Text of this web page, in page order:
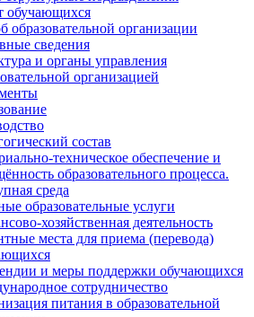
обучающихся
образовательной организации
сведения
и органы управления
организацией
состав
техническое обеспечение и
образовательного процесса.
среда
образовательные услуги
хозяйственная деятельность
места для приема (перевода)
и меры поддержки обучающихся
сотрудничество
питания в образовательной